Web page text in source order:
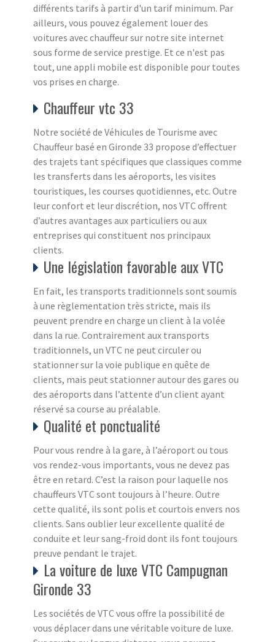
différents tarifs à partir d'un tarif minimum. Par
ailleurs, vous pouvez également louer des
voitures avec chauffeur sur notre site internet
sous forme de service prestige. Et ce n'est pas
tout, une appli mobile est disponible pour toutes
vos prises en charge.
Chauffeur vtc 33
Notre société de Véhicules de Tourisme avec
Chauffeur basé en Gironde 33 propose d’effectuer
des trajets tant spécifiques que classiques comme
les transferts dans les aéroports, les visites
touristiques, les courses quotidiennes, etc. Outre
leur confort et leur discrétion, nos VTC offrent
d’autres avantages aux particuliers ou aux
entreprises qui constituent nos principaux
clients.
Une législation favorable aux VTC
En fait, les transports traditionnels sont soumis
à une règlementation très stricte, mais ils
peuvent prendre en charge un client à la volée
dans la rue. Contrairement aux transports
traditionnels, un VTC ne peut circuler ou
stationner sur la voie publique en quête de
clients, mais peut stationner autour des gares ou
des aéroports dans l’attente d’un client ayant
réservé sa course au préalable.
Qualité et ponctualité
Pour vous rendre à la gare, à l’aéroport ou tous
vos rendez-vous importants, vous ne devez pas
être en retard. C’est la raison pour laquelle nos
chauffeurs VTC sont toujours à l’heure. Outre
cette qualité, ils sont polis et courtois envers nos
clients. Sans oublier leur excellente qualité de
conduite et leur sang-froid dont ils font toujours
preuve pendant le trajet.
La voiture de luxe VTC Campugnan
Gironde 33
Les sociétés de VTC vous offre la possibilité de
vous déplacer dans une véritable voiture de luxe.